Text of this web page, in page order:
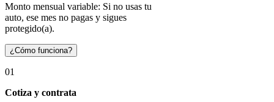
Monto mensual variable: Si no usas tu
auto, ese mes no pagas y sigues
protegido(a).
¿Cómo funciona?
01
Cotiza y contrata